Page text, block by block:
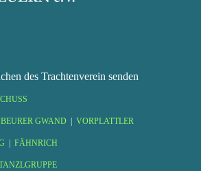
des Trachtenverein senden
BEURER GWAND VORPLATTLER
FÄHNRICH